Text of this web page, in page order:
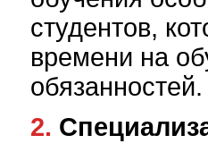
студентов,
времени на
обязанностей.
2.